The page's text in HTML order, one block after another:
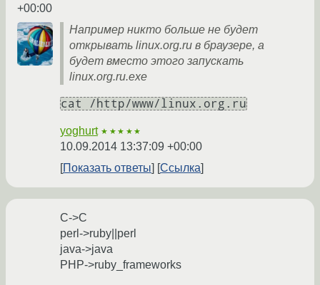
+00:00
Например никто больше не будет
открывать linux.org.ru в браузере, а
будет вместо этого запускать
linux.org.ru.exe
cat /http/www/linux.org.ru
yoghurt ★★★★★
10.09.2014 13:37:09 +00:00
Показать ответы
Ссылка
C->C
perl->ruby||perl
java->java
PHP->ruby_frameworks